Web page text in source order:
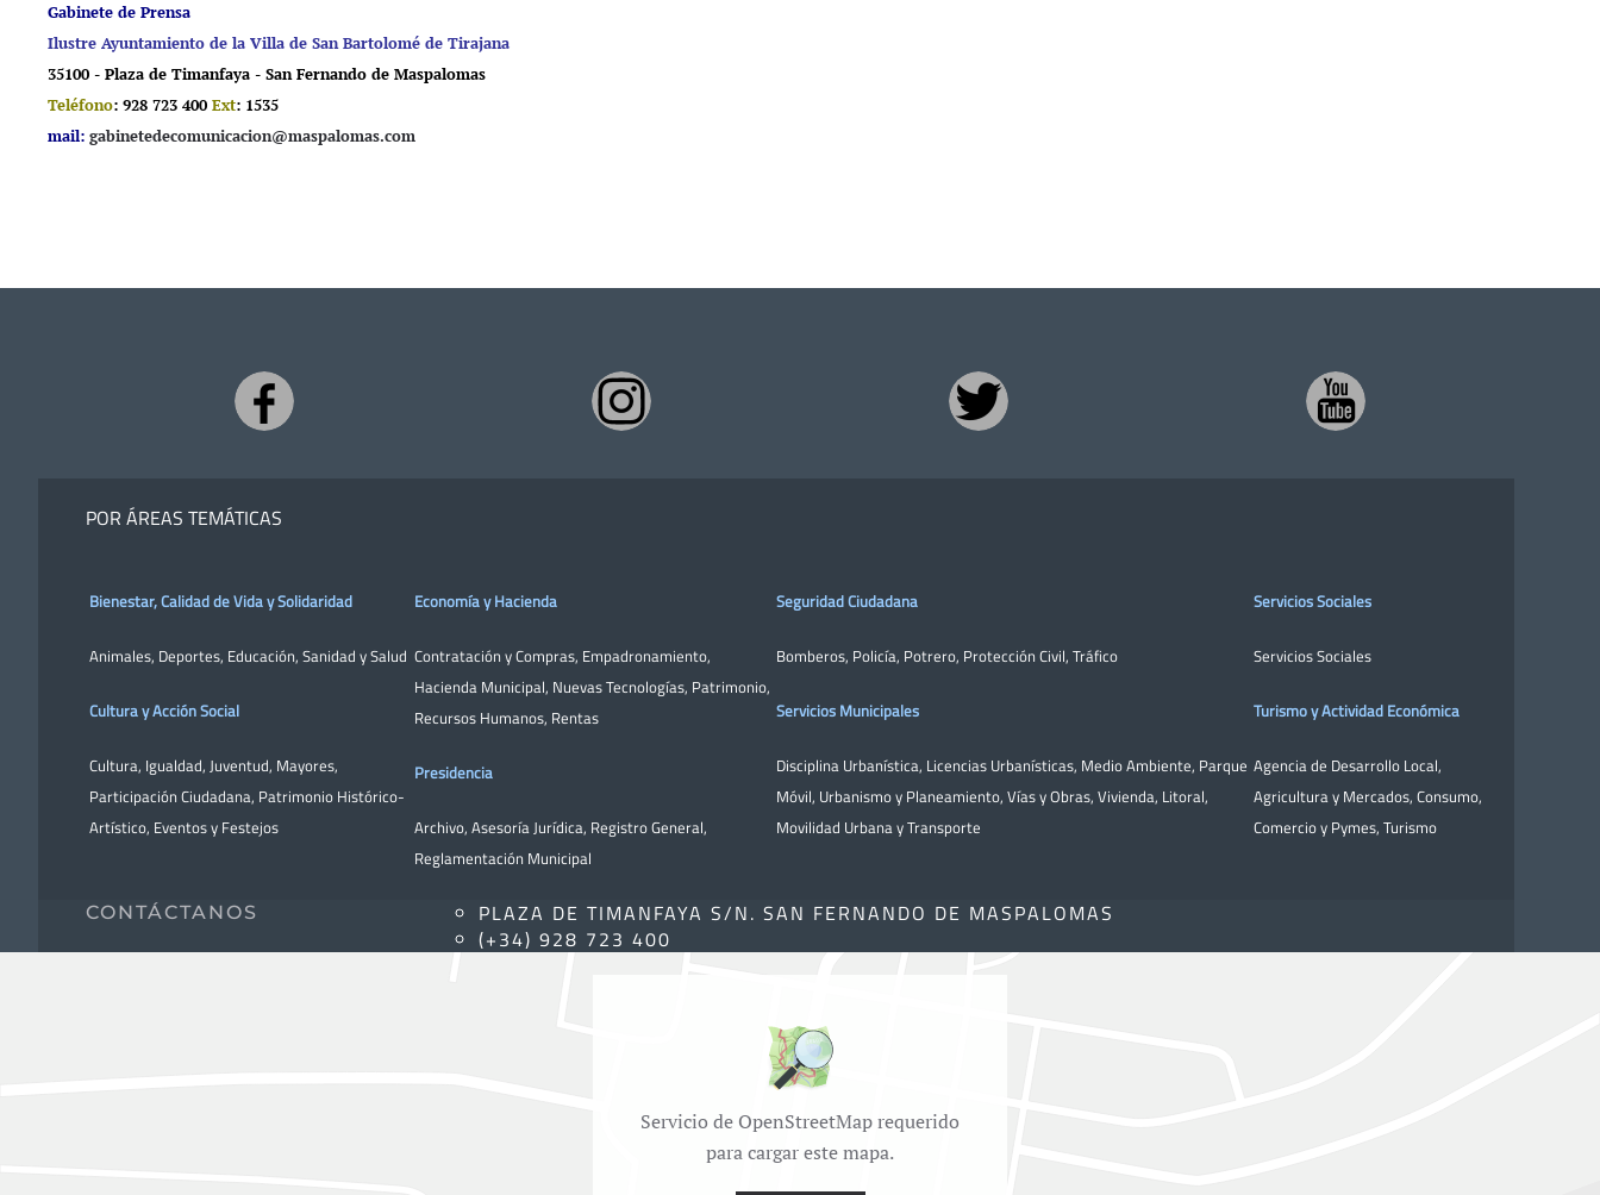
Gabinete de Prensa
Ilustre Ayuntamiento de la Villa de San Bartolomé de Tirajana
35100 - Plaza de Timanfaya - San Fernando de Maspalomas
Teléfono: 928 723 400 Ext: 1535
mail: gabinetedecomunicacion@maspalomas.com
POR ÁREAS TEMÁTICAS
Bienestar, Calidad de Vida y Solidaridad
Animales, Deportes, Educación, Sanidad y Salud
Cultura y Acción Social
Cultura, Igualdad, Juventud, Mayores,
Participación Ciudadana, Patrimonio Histórico-
Artístico, Eventos y Festejos
Economía y Hacienda
Contratación y Compras, Empadronamiento,
Hacienda Municipal, Nuevas Tecnologías, Patrimonio,
Recursos Humanos, Rentas
Presidencia
Archivo, Asesoría Jurídica, Registro General,
Reglamentación Municipal
Seguridad Ciudadana
Bomberos, Policía, Potrero, Protección Civil, Tráfico
Servicios Municipales
Disciplina Urbanística, Licencias Urbanísticas, Medio Ambiente, Parque
Móvil, Urbanismo y Planeamiento, Vías y Obras, Vivienda, Litoral,
Movilidad Urbana y Transporte
Servicios Sociales
Servicios Sociales
Turismo y Actividad Económica
Agencia de Desarrollo Local,
Agricultura y Mercados, Consumo,
Comercio y Pymes, Turismo
CONTÁCTANOS
PLAZA DE TIMANFAYA S/N. SAN FERNANDO DE MASPALOMAS
(+34) 928 723 400
Servicio de OpenStreetMap requerido
para cargar este mapa.